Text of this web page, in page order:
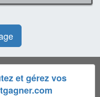
et gérez vos